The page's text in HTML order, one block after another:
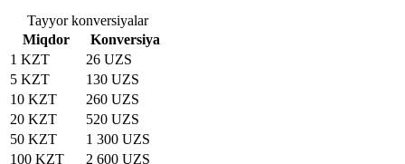
Tayyor konversiyalar
Miqdor
Konversiya
1 KZT
26 UZS
5 KZT
130 UZS
10 KZT
260 UZS
20 KZT
520 UZS
50 KZT
1 300 UZS
100 KZT
2 600 UZS